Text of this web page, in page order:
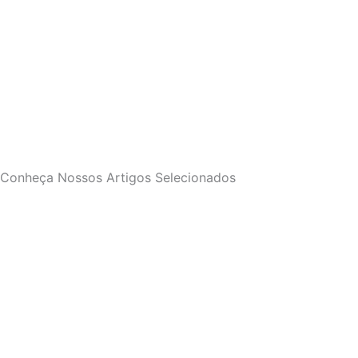
Conheça Nossos Artigos Selecionados